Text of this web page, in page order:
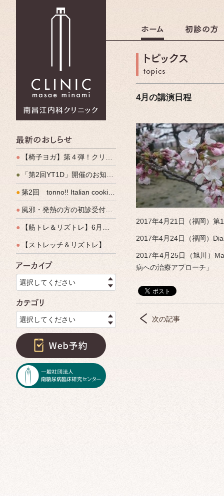
最新のおしらせ
●
【椅子ヨガ】第４弾！クリパルヨガ教室のご案内
● 「第2回YT1D」開催のお知らせ
●第2回 tonno!! Italian cooking 開催しました
● 風邪・発熱の方の初診受付（発熱外来）、始めます
● 【筋トレ＆リズトレ】6月特別運動教室開催のご案内
● 【ストレッチ＆リズトレ】特別運動教室開催のご案内
アーカイブ
選択してください
カテゴリ
選択してください
4月の講演日程
2017年4月21日（福岡）第
2017年4月24日（福岡）
2017年4月25日（旭川）
病への治療アプローチ」
次の記事